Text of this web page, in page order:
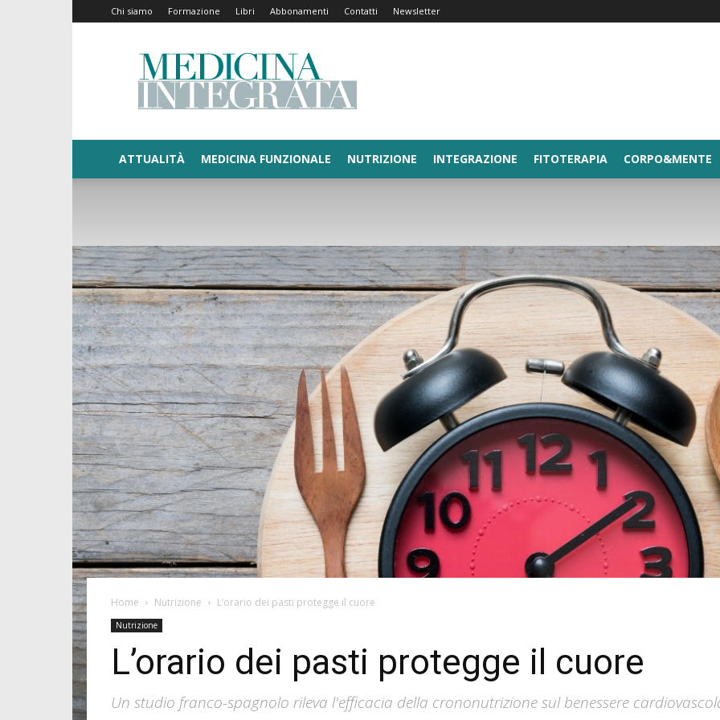
Chi siamo Formazione Libri Abbonamenti Contatti Newsletter
Medicina
Integrata
ATTUALITÀ MEDICINA FUNZIONALE NUTRIZIONE INTEGRAZIONE FITOTERAPIA CORPO&MENTE
Home Nutrizione L’orario dei pasti protegge il cuore
Nutrizione
L’orario dei pasti protegge il cuore
Un studio franco-spagnolo rileva l'efficacia della crononutrizione sul benessere